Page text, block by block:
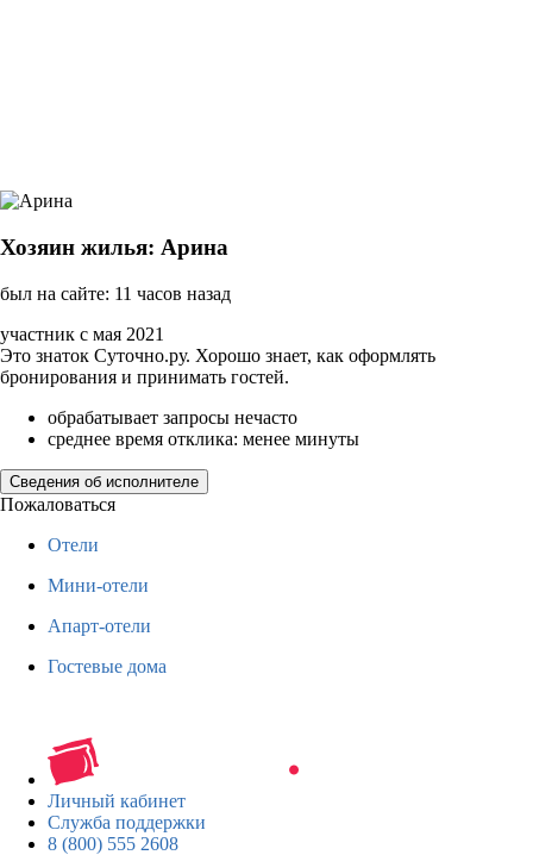
Хозяин жилья: Арина
был на сайте: 11 часов назад
участник с мая 2021
Это знаток Суточно.ру. Хорошо знает, как оформлять
бронирования и принимать гостей.
обрабатывает запросы нечасто
среднее время отклика: менее минуты
Сведения об исполнителе
Пожаловаться
Отели
Мини-отели
Апарт-отели
Гостевые дома
Личный кабинет
Служба поддержки
8 (800) 555 2608